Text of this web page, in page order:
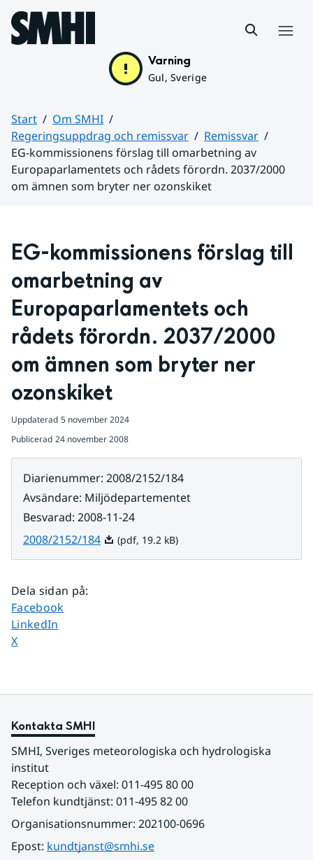
Hoppa till sidans innehåll
Varning
Gul, Sverige
Start
Om SMHI
Regeringsuppdrag och remissvar
Remissvar
EG-kommissionens förslag till omarbetning av
Europaparlamentets och rådets förordn. 2037/2000
om ämnen som bryter ner ozonskiket
EG-kommissionens förslag till
omarbetning av
Europaparlamentets och
rådets förordn. 2037/2000
om ämnen som bryter ner
ozonskiket
Uppdaterad 5 november 2024
Publicerad 24 november 2008
Diarienummer: 2008/2152/184
Avsändare: Miljödepartementet
Besvarad: 2008-11-24
2008/2152/184Pdf, 19.2 kB.
(pdf, 19.2 kB)
Dela sidan på:
Dela sidan på
Facebook
Dela sidan på
LinkedIn
Dela sidan på
X
Kontakta SMHI
SMHI, Sveriges meteorologiska och hydrologiska
institut
Reception och växel: 011-495 80 00
Telefon kundtjänst: 011-495 82 00
Organisationsnummer: 202100-0696
Epost: kundtjanst@smhi.se